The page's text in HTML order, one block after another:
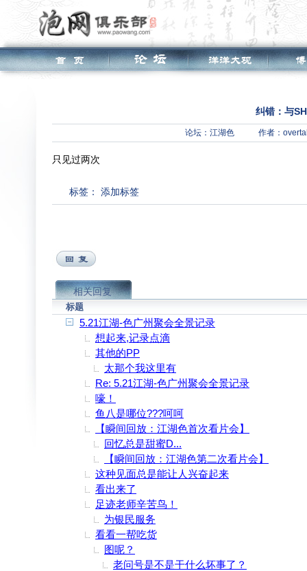
纠错：与
论坛： 江湖色 作者：
只见过两次
标签： 添加标签
相关回复
标题
5.21江湖-色广州聚会全景记录
想起来,记录点滴
其他的PP
太那个我这里有
Re: 5.21江湖-色广州聚会全景记录
嚎！
鱼八是哪位???呵呵
【瞬间回放：江湖色首次看片会】
回忆总是甜蜜D...
【瞬间回放：江湖色第二次看片会】
这种见面总是能让人兴奋起来
看出来了
足迹老师辛苦鸟！
为银民服务
看看一帮吃货
图呢？
老问号是不是干什么坏事了？